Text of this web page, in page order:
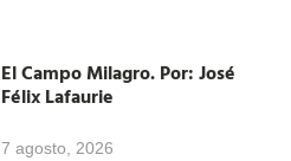
El Campo Milagro. Por: José
Félix Lafaurie
7 agosto, 2026